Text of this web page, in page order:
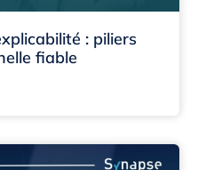
: piliers
fiable